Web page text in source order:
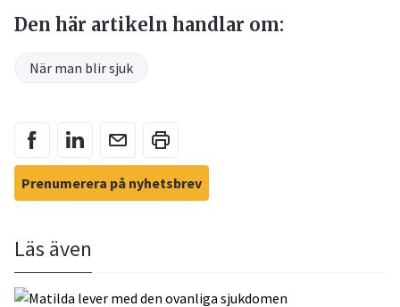
Den här artikeln handlar om:
När man blir sjuk
Prenumerera på nyhetsbrev
Läs även